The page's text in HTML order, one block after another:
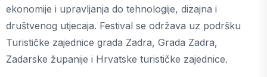
ekonomije i upravljanja do tehnologije, dizajna i
društvenog utjecaja. Festival se održava uz podršku
Turističke zajednice grada Zadra, Grada Zadra,
Zadarske županije i Hrvatske turističke zajednice.